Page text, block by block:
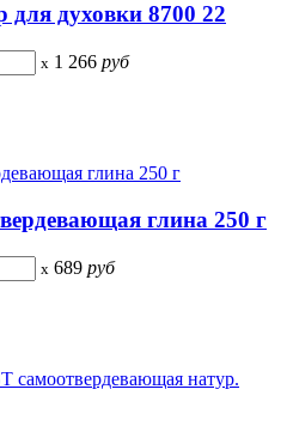
духовки 8700 22
x 1 266 руб
глина 250 г
x 689 руб